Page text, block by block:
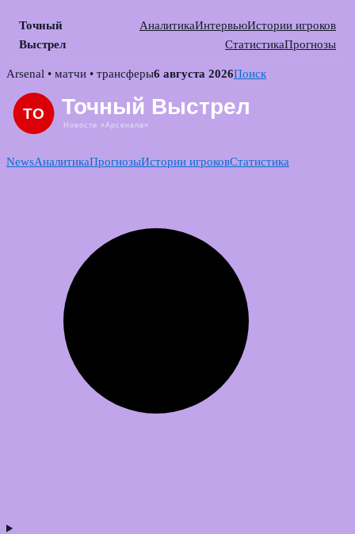
Точный
Выстрел
АналитикаИнтервьюИстории игроков
СтатистикаПрогнозы
Skip
content
Arsenal • матчи • трансферы6 августа 2026Поиск
NewsАналитикаПрогнозыИстории игроковСтатистика